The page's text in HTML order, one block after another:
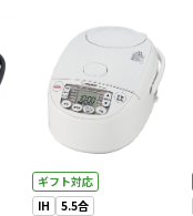
ギフト対応
IH
5.5合